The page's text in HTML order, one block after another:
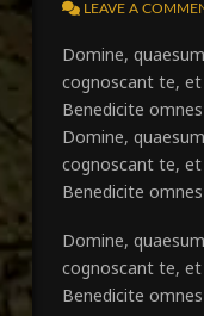
LEAVE A
Domine,
cognoscant te,
Benedicite
Domine,
cognoscant te,
Benedicite
Domine,
cognoscant te,
Benedicite